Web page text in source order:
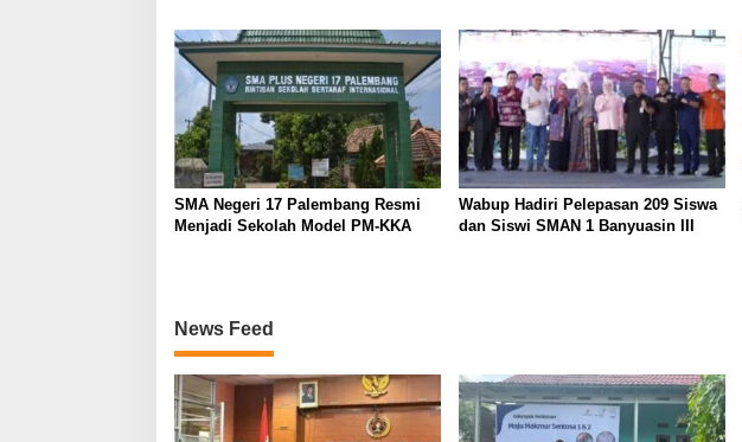
SMA Negeri 17 Palembang Resmi
Menjadi Sekolah Model PM-KKA
Wabup Hadiri Pelepasan 209 Siswa
dan Siswi SMAN 1 Banyuasin III
News Feed